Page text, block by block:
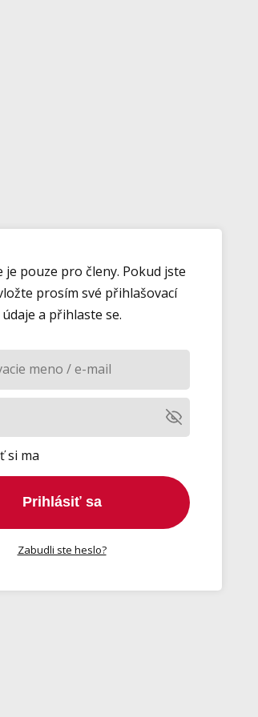
je pouze pro členy. Pokud jste
prosím své přihlašovací
údaje a přihlaste se.
si ma
Prihlásiť sa
Zabudli ste heslo?